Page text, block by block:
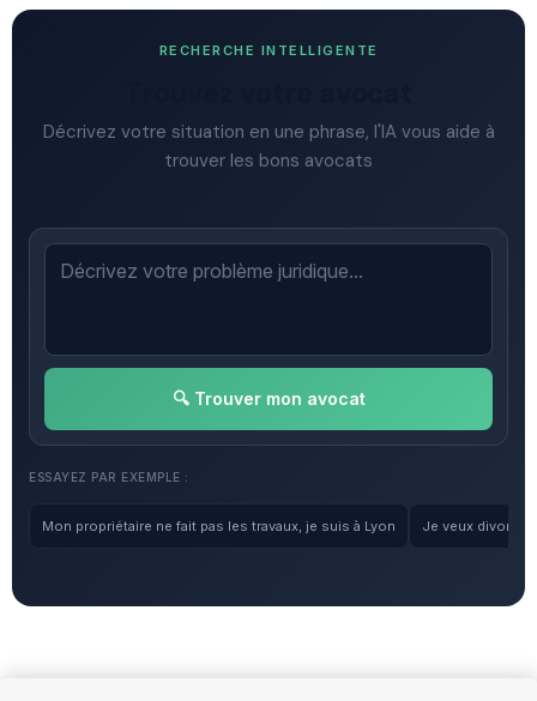
RECHERCHE INTELLIGENTE
Décrivez votre situation en une phrase, l'IA vous aide à
trouver les bons avocats
🔍 Trouver mon avocat
ESSAYEZ PAR EXEMPLE :
Mon propriétaire ne fait pas les travaux, je suis à Lyon Je veux